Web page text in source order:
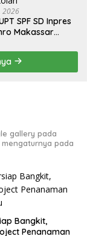
2026
SPF SD Inpres
Makassar
Fasilitas
gallery pada
pada
Bangkit,
Penanaman